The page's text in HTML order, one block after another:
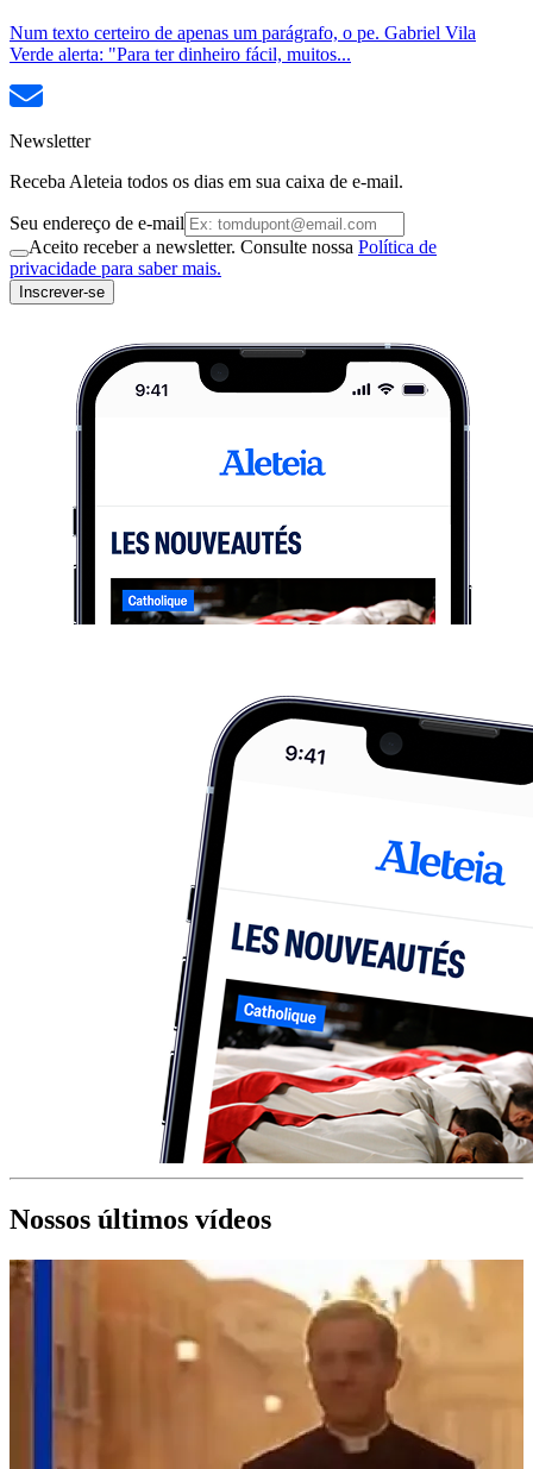
Num texto certeiro de apenas um parágrafo, o pe. Gabriel Vila
Verde alerta: "Para ter dinheiro fácil, muitos...
Newsletter
Receba Aleteia todos os dias em sua caixa de e-mail.
Seu endereço de e-mail
Aceito receber a newsletter. Consulte nossa Política de
privacidade para saber mais.
Inscrever-se
Nossos últimos vídeos